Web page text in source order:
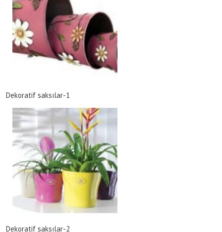
Dekoratif saksılar-1
Dekoratif saksılar-2